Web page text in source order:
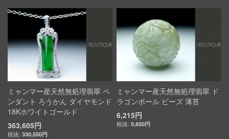
ミャンマー産天然無処理翡翠 ペ
ンダント ろうかん ダイヤモンド
18Kホワイトゴールド
363,605円
330,550円
ミャンマー産天然無処理翡翠 ド
ラゴンボール ビーズ 薄苔
6,215円
5,650円